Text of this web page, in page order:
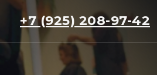
+7 (925) 208-97-42